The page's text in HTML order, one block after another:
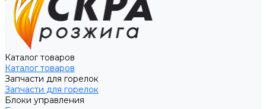
Каталог товаров
Каталог товаров
Запчасти для горелок
Запчасти для горелок
Блоки управления